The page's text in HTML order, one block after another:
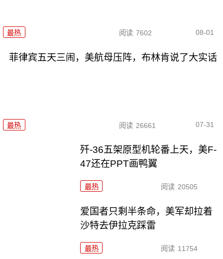
最热 阅读 7602 08-01
菲律宾五天三闹，美航母压阵，布林肯说了大实话
最热 阅读 26661 07-31
歼-36五架原型机轮番上天，美F-
47还在PPT画鸭翼
最热 阅读 20505
爱国者只剩半条命，美军却拉着
沙特去伊拉克踩雷
最热 阅读 11754